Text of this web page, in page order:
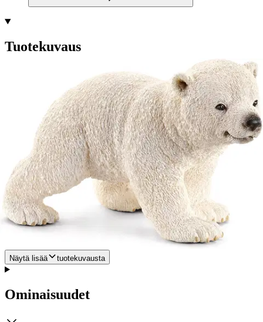
Tuotekuvaus
Jääkarhu ja harmaakarhu ovat maailman suurimmat maalla elävät
pedot. Tämä yli 500 kiloa painava ja melkein 3 metrin mittainen
karhu on kaksi kertaa suurempi kuin siperiantiikeri. Jääkarhu selviää
arktisen alueen äärimmäisessä kylmyydessä paksun rasvakerroksen
avulla. Sillä on myös aluskarva ja kerros läpinäkyvää suojakarvaa.
Niiden ansiosta se pystyy uimaan ja metsästämään erittäin alhaisissa
lämpötiloissa.Jääkarhut ovat erinomaisia uimareita, ja niitä on nähty
jopa 300 kilometrin päässä rannikolta. Ne tarvitsevat erittäin tarkkaa
hajuaistia ruuan metsästämiseen. Ne voivat haistaa 1,5 kilometrin
päässä olevia tai metrin paksuisen lumen alle hautautuneita kohteita.
Niiden kuulo ja näkö ovat ihmisen tasolla. Jääkarhut ovat
yksineläjiä, mutta niillä ei ole reviirejä ja ne leikkivät mielellään
keskenään. Paritteluaika on toukokuussa, ja raskausaikana
jääkarhunaaras melkein kolminkertaistaa painonsa.
Näytä lisää tuotekuvausta
Ominaisuudet